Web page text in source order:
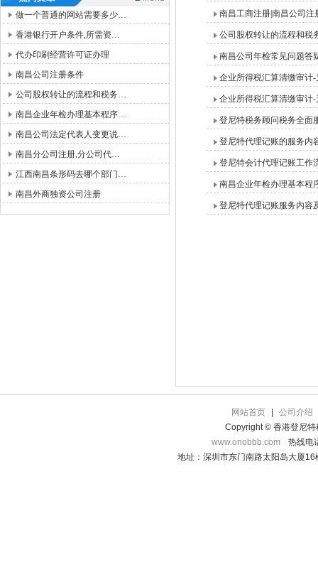
做一个普通的网站需要多少…
香港银行开户条件,所需资…
代办印刷经营许可证办理
南昌公司注册条件
公司股权转让的流程和税务…
南昌企业年检办理基本程序…
南昌公司法定代表人变更说…
南昌分公司注册,分公司代…
江西南昌条形码去哪个部门…
南昌外商独资公司注册
南昌工商注册|南昌公司注
公司股权转让的流程和税
南昌公司年检常见问题答
企业所得税汇算清缴审计-
企业所得税汇算清缴审计-
登尼特税务顾问税务全面
登尼特代理记账的服务内
登尼特会计代理记账工作
南昌企业年检办理基本程
登尼特代理记账服务内容
网站首页
公司介绍
Copyright © 香港登尼特
www.onobbb.com
热线电
地址：深圳市东门南路太阳岛大厦